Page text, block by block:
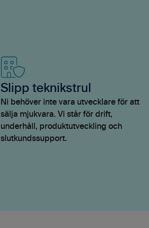
Slipp teknikstrul
Ni behöver inte vara utvecklare för att
sälja mjukvara. Vi står för drift,
underhåll, produktutveckling och
slutkundssupport.